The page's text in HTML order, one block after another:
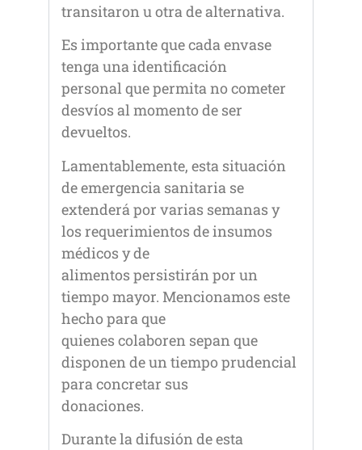
transitaron u otra de alternativa.
Es importante que cada envase
tenga una identificación
personal que permita no cometer
desvíos al momento de ser
devueltos.
Lamentablemente, esta situación
de emergencia sanitaria se
extenderá por varias semanas y
los requerimientos de insumos
médicos y de
alimentos persistirán por un
tiempo mayor. Mencionamos este
hecho para que
quienes colaboren sepan que
disponen de un tiempo prudencial
para concretar sus
donaciones.
Durante la difusión de esta